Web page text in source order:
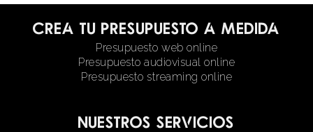
Crea tu presupuesto a medida
Presupuesto web online
Presupuesto audiovisual online
Presupuesto streaming online
Nuestros servicios